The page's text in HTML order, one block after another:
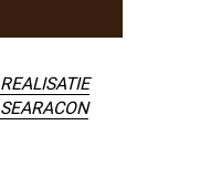
REALISATIE
SEARACON